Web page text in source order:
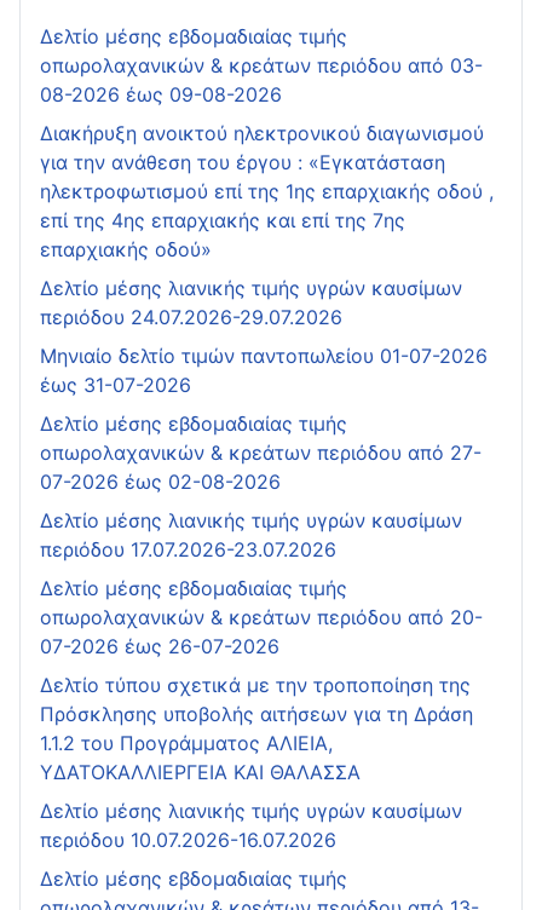
Δελτίο μέσης εβδομαδιαίας τιμής
οπωρολαχανικών & κρεάτων περιόδου από 03-
08-2026 έως 09-08-2026
Διακήρυξη ανοικτού ηλεκτρονικού διαγωνισμού
για την ανάθεση του έργου : «Εγκατάσταση
ηλεκτροφωτισμού επί της 1ης επαρχιακής οδού ,
επί της 4ης επαρχιακής και επί της 7ης
επαρχιακής οδού»
Δελτίο μέσης λιανικής τιμής υγρών καυσίμων
περιόδου 24.07.2026-29.07.2026
Μηνιαίο δελτίο τιμών παντοπωλείου 01-07-2026
έως 31-07-2026
Δελτίο μέσης εβδομαδιαίας τιμής
οπωρολαχανικών & κρεάτων περιόδου από 27-
07-2026 έως 02-08-2026
Δελτίο μέσης λιανικής τιμής υγρών καυσίμων
περιόδου 17.07.2026-23.07.2026
Δελτίο μέσης εβδομαδιαίας τιμής
οπωρολαχανικών & κρεάτων περιόδου από 20-
07-2026 έως 26-07-2026
Δελτίο τύπου σχετικά με την τροποποίηση της
Πρόσκλησης υποβολής αιτήσεων για τη Δράση
1.1.2 του Προγράμματος ΑΛΙΕΙΑ,
ΥΔΑΤΟΚΑΛΛΙΕΡΓΕΙΑ ΚΑΙ ΘΑΛΑΣΣΑ
Δελτίο μέσης λιανικής τιμής υγρών καυσίμων
περιόδου 10.07.2026-16.07.2026
Δελτίο μέσης εβδομαδιαίας τιμής